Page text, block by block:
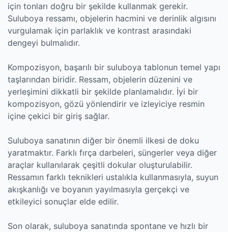
için tonları doğru bir şekilde kullanmak gerekir.
Suluboya ressamı, objelerin hacmini ve derinlik algısını
vurgulamak için parlaklık ve kontrast arasındaki
dengeyi bulmalıdır.
Kompozisyon, başarılı bir suluboya tablonun temel yapı
taşlarından biridir. Ressam, objelerin düzenini ve
yerleşimini dikkatli bir şekilde planlamalıdır. İyi bir
kompozisyon, gözü yönlendirir ve izleyiciye resmin
içine çekici bir giriş sağlar.
Suluboya sanatının diğer bir önemli ilkesi de doku
yaratmaktır. Farklı fırça darbeleri, süngerler veya diğer
araçlar kullanılarak çeşitli dokular oluşturulabilir.
Ressamın farklı teknikleri ustalıkla kullanmasıyla, suyun
akışkanlığı ve boyanın yayılmasıyla gerçekçi ve
etkileyici sonuçlar elde edilir.
Son olarak, suluboya sanatında spontane ve hızlı bir